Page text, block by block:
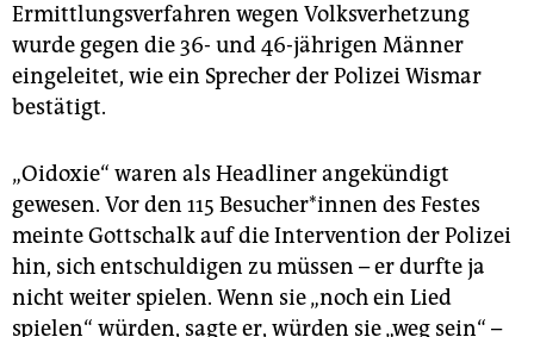
Ermittlungsverfahren wegen Volksverhetzung
wurde gegen die 36- und 46-jährigen Männer
eingeleitet, wie ein Sprecher der Polizei Wismar
bestätigt.
„Oidoxie“ waren als Headliner angekündigt
gewesen. Vor den 115 Besucher*innen des Festes
meinte Gottschalk auf die Intervention der Polizei
hin, sich entschuldigen zu müssen – er durfte ja
nicht weiter spielen. Wenn sie „noch ein Lied
spielen“ würden, sagte er, würden sie „weg sein“ –